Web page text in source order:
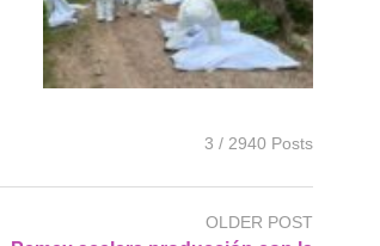
3 / 2940 Posts
OLDER POST